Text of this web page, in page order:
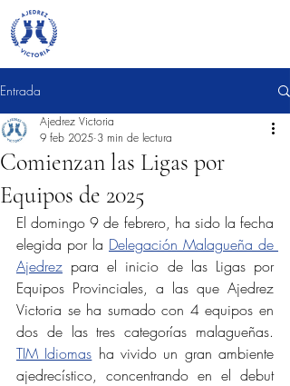
Entrada
Comienzan las Ligas por
Equipos de 2025
Ajedrez Victoria
9 feb 2025 3 min de lectura
El domingo 9 de febrero, ha sido la fecha
elegida por la Delegación Malagueña de
Ajedrez para el inicio de las Ligas por
Equipos Provinciales, a las que Ajedrez
Victoria se ha sumado con 4 equipos en
TIM Idiomas ha vivido un gran ambiente
ajedrecístico, concentrando en el debut